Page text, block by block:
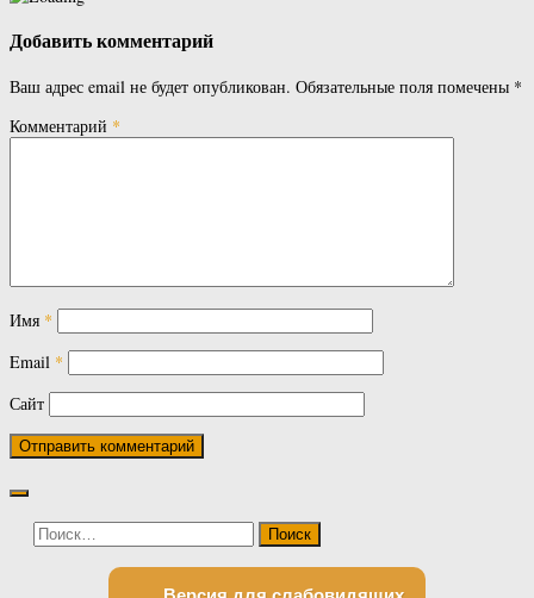
Добавить комментарий
Ваш адрес email не будет опубликован. Обязательные поля помечены *
Комментарий *
Имя *
Email *
Сайт
Найти: